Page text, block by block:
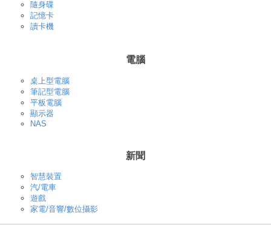
隨身碟
記憶卡
讀卡機
電腦
桌上型電腦
筆記型電腦
平板電腦
顯示器
NAS
新聞
智慧裝置
汽/電車
遊戲
家電/音響/數位攝影